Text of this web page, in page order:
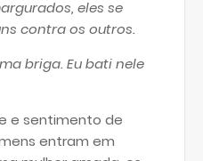
eles se
contra os outros.
briga. Eu bati nele
e sentimento de
entram em